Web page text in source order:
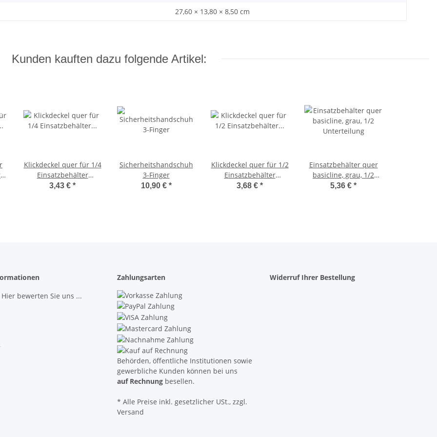
27,60 × 13,80 × 8,50 cm
Kunden kauften dazu folgende Artikel:
Klickdeckel quer für 1/4
Einsatzbehälter
basicline, transparent
3,43 € *
Sicherheitshandschuh
3-Finger
10,90 € *
Klickdeckel quer für 1/2
Einsatzbehälter
basicline, transparent
3,68 € *
Einsatzbehälter quer
basicline, grau, 1/2
Unterteilung
5,36 € *
bewerten Sie uns ...
Zahlungsarten
Behörden, öffentliche Institutionen sowie
gewerbliche Kunden können bei uns
auf Rechnung besellen.
* Alle Preise inkl. gesetzlicher USt., zzgl.
Versand
Widerruf Ihrer Bestellung